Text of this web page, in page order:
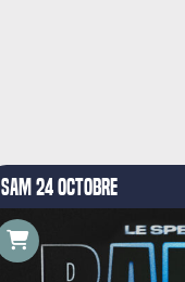
SAM 24 OCTOBRE